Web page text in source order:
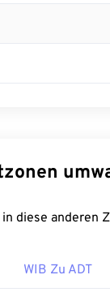
diese anderen
WIB Zu ADT